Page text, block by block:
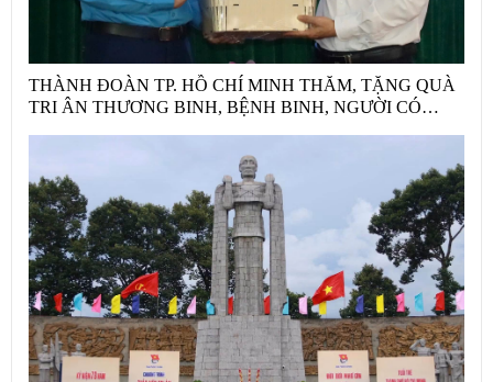
THÀNH ĐOÀN TP. HỒ CHÍ MINH THĂM, TẶNG QUÀ
TRI ÂN THƯƠNG BINH, BỆNH BINH, NGƯỜI CÓ